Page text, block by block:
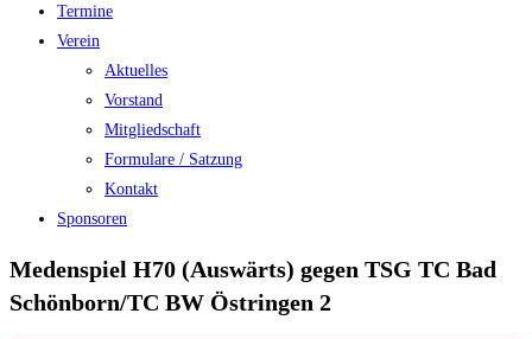
Termine
Verein
Aktuelles
Vorstand
Mitgliedschaft
Formulare / Satzung
Kontakt
Sponsoren
Medenspiel H70 (Auswärts) gegen TSG TC Bad
Schönborn/TC BW Östringen 2